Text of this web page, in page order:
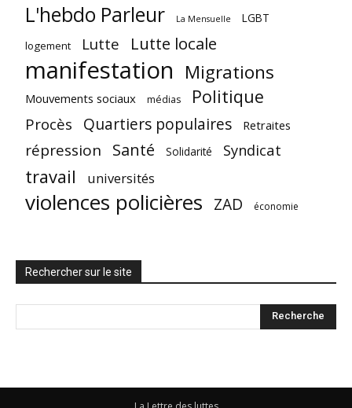
L'hebdo Parleur La Mensuelle
LGBT
logement
Lutte Lutte locale
manifestation Migrations
Mouvements sociaux médias Politique
Procès Quartiers populaires Retraites
répression Santé Solidarité Syndicat
travail universités
violences policières ZAD économie
Rechercher sur le site